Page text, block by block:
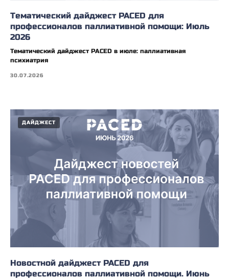
Тематический дайджест PACED для
профессионалов паллиативной помощи: Июль
2026
Тематический дайджест PACED в июле: паллиативная
психиатрия
30.07.2026
ДАЙДЖЕСТ
Новостной дайджест PACED для
профессионалов паллиативной помощи. Июнь